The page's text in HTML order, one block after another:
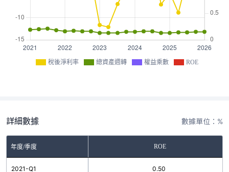
稅後淨利率 總資產週轉 權益乘數 ROE
詳細數據 數據單位：%
年度/季度 ROE
2021-Q1 0.50